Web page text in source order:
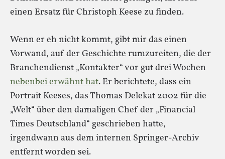
einen Ersatz für Christoph Keese zu finden.
Wenn er eh nicht kommt, gibt mir das einen
Vorwand, auf der Geschichte rumzureiten, die der
Branchendienst „Kontakter“ vor gut drei Wochen
nebenbei erwähnt hat. Er berichtete, dass ein
Portrait Keeses, das Thomas Delekat 2002 für die
„Welt“ über den damaligen Chef der „Financial
Times Deutschland“ geschrieben hatte,
irgendwann aus dem internen Springer-Archiv
entfernt worden sei.